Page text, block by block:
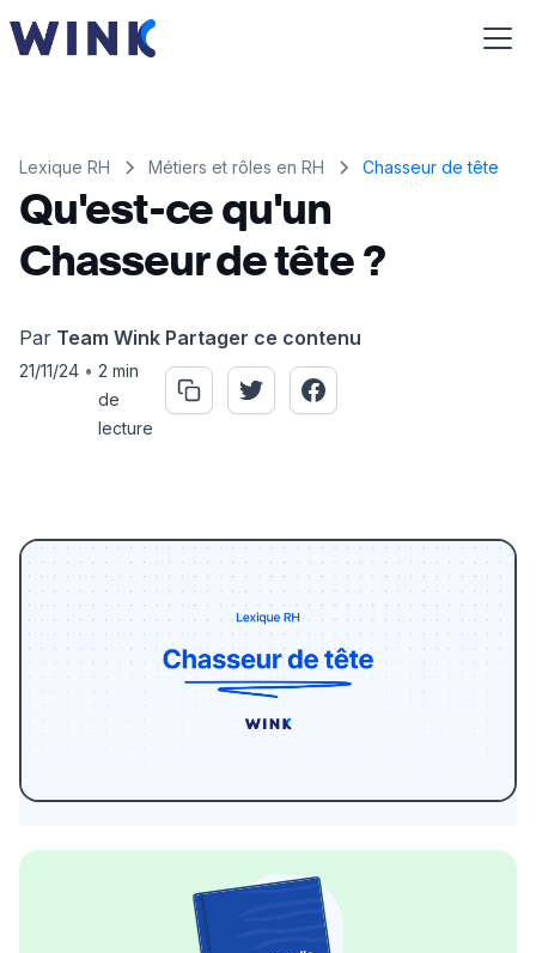
Lexique RH Métiers et rôles en RH Chasseur de tête
Qu'est-ce qu'un
Chasseur de tête ?
Par Team Wink
21/11/24 • 2 min
de
lecture
Partager ce contenu
Le monde du recrutement est vaste et
complexe, peuplé de termes qui peuvent
parfois sembler ésotériques pour les non-
initiés. Au cœur de ce labyrinthe se trouve
une figure clé : le chasseur de tête. Mais qui